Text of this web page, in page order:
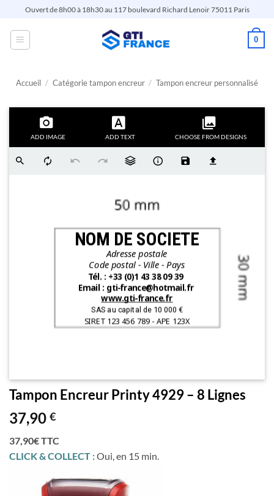
Passer
contenu
Ouvert de 8h00 à 18h30 au 117 boulevard Richard Lenoir 75011 Paris
0
Accueil / Catégorie tampon encreur / Tampon encreur personnalisé
ADD IMAGE ADD TEXT CHOOSE FROM DESIGNS
Tampon Encreur Printy 4929 – 8 Lignes
37,90 €
37,90€ TTC
CLICK & COLLECT :Oui, en 15 min.